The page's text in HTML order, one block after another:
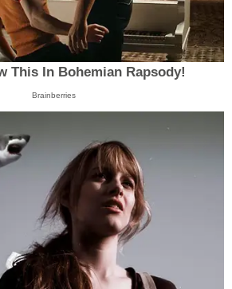
This In Bohemian Rapsody!
Brainberries